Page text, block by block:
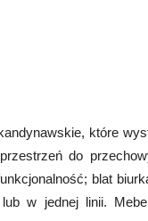
które
do
blat
w jednej linii.